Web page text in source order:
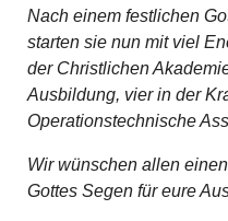
Nach einem festlichen
starten sie nun mit viel
der Christlichen
Ausbildung, vier in der
Operationstechnische
Wir wünschen allen
Gottes Segen für eure